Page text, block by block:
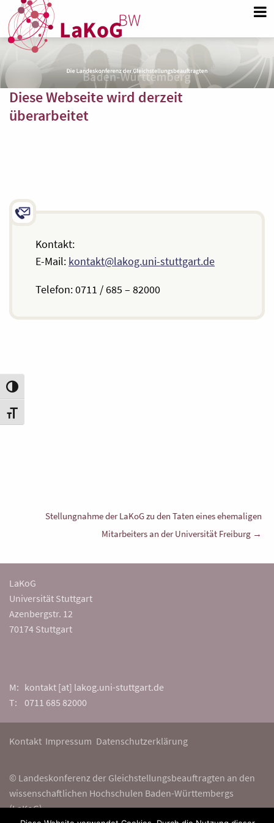
Umschalten auf hohe Kontraste
Schrift vergrößern
Diese Webseite wird derzeit
überarbeitet
Kontakt:
E-Mail: kontakt@lakog.uni-stuttgart.de
Telefon: 0711 / 685 – 82000
Beitragsnavigation
Stellungnahme der LaKoG zu den Taten eines ehemaligen
Mitarbeiters an der Universität Freiburg →
LaKoG
Universität Stuttgart
Azenbergstr. 12
70174 Stuttgart
M: kontakt [at] lakog.uni-stuttgart.de
T: 0711 685 82000
Kontakt Impressum Datenschutzerklärung
© Landeskonferenz der Gleichstellungsbeauftragten an den
wissenschaftlichen Hochschulen Baden-Württembergs
(LaKoG)